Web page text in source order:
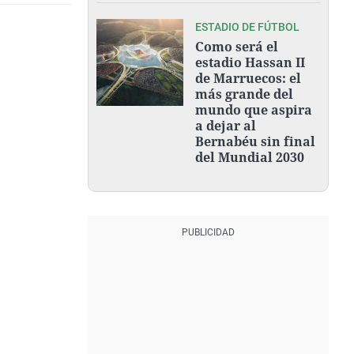
ESTADIO DE FÚTBOL
Como será el
estadio Hassan II
de Marruecos: el
más grande del
mundo que aspira
a dejar al
Bernabéu sin final
del Mundial 2030